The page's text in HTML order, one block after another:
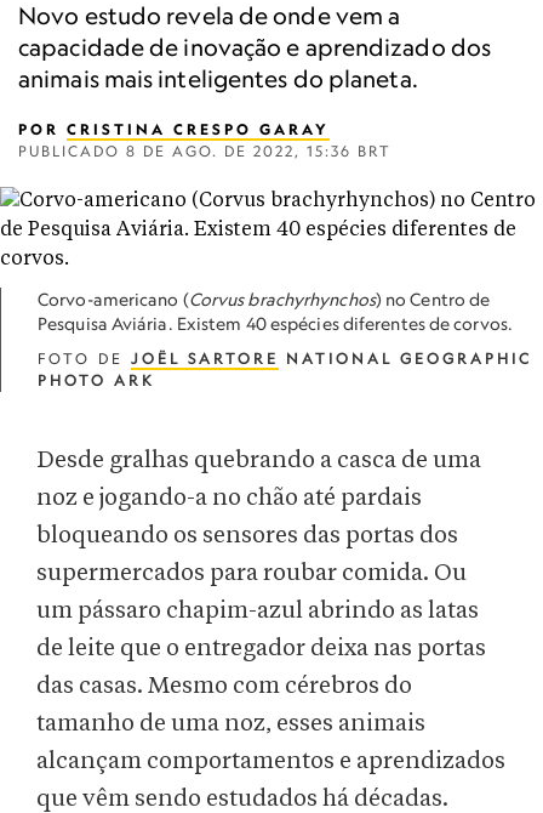
Novo estudo revela de onde vem a
capacidade de inovação e aprendizado dos
animais mais inteligentes do planeta.
POR CRISTINA CRESPO GARAY
PUBLICADO 8 DE AGO. DE 2022, 15:36 BRT
Corvo-americano (Corvus brachyrhynchos) no Centro de
Pesquisa Aviária. Existem 40 espécies diferentes de corvos.
FOTO DE JOËL SARTORE
NATIONAL GEOGRAPHIC
PHOTO ARK
Desde gralhas quebrando a casca de uma
noz e jogando-a no chão até pardais
bloqueando os sensores das portas dos
supermercados para roubar comida. Ou
um pássaro chapim-azul abrindo as latas
de leite que o entregador deixa nas portas
das casas. Mesmo com cérebros do
tamanho de uma noz, esses animais
alcançam comportamentos e aprendizados
que vêm sendo estudados há décadas.